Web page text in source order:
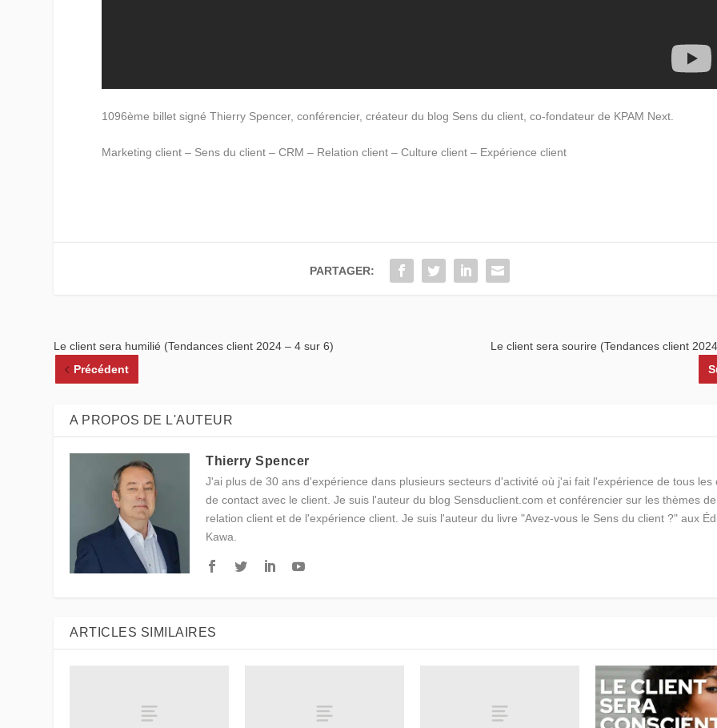
1096ème billet signé Thierry Spencer, conférencier, créateur du blog Sens du client, co-fondateur de KPAM Next.
Marketing client – Sens du client – CRM – Relation client – Culture client – Expérience client
PARTAGER:
Le client sera humilié (Tendances client 2024 – 4 sur 6)
Précédent
Le client sera sourire (Tendances client
A PROPOS DE L'AUTEUR
Thierry Spencer
J'ai plus de 30 ans d'expérience dans plusieurs secteurs d'activité où j'ai fait l'expérience de tous les
de contact avec le client. Je suis l'auteur du blog Sensduclient.com et conférencier sur les thèmes
relation client et de l'expérience client. Je suis l'auteur du livre "Avez-vous le Sens du client ?" aux
Kawa.
ARTICLES SIMILAIRES